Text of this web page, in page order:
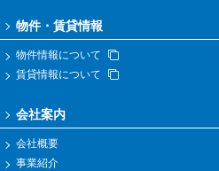
物件・賃貸情報
物件情報について
賃貸情報について
会社案内
会社概要
事業紹介